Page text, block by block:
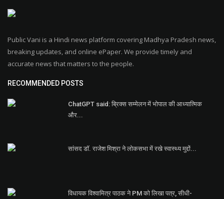
Public Vani is a Hindi news platform covering Madhya Pradesh news,
breaking updates, and online ePaper. We provide timely and
accurate news that matters to the people.
RECOMMENDED POSTS
ChatGPT said: ब्रिक्स सम्मेलन में भोपाल की आध्यात्मिक
और...
सांसद डॉ. राजेश मिश्रा ने लोकसभा में रखे स्वास्थ्य मुद्दों...
विधायक विश्वामित्र पाठक ने PM को लिखा पत्र, सीधी-